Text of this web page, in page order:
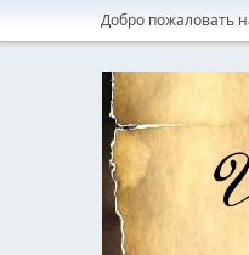
Добро пожаловать